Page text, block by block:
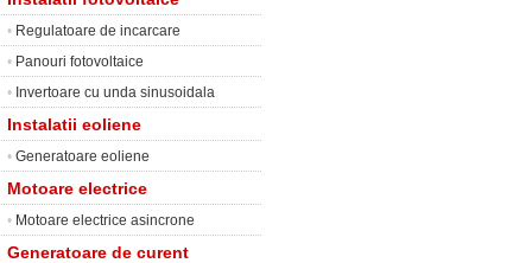
• Regulatoare de incarcare
• Panouri fotovoltaice
• Invertoare cu unda sinusoidala
Instalatii eoliene
• Generatoare eoliene
Motoare electrice
• Motoare electrice asincrone
Generatoare de curent